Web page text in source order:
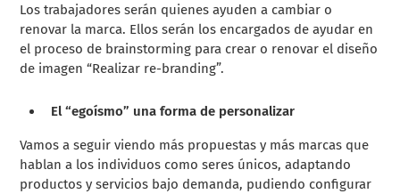
Los trabajadores serán quienes ayuden a cambiar o
renovar la marca. Ellos serán los encargados de ayudar en
el proceso de brainstorming para crear o renovar el diseño
de imagen “Realizar re-branding”.
El “egoísmo” una forma de personalizar
Vamos a seguir viendo más propuestas y más marcas que
hablan a los individuos como seres únicos, adaptando
productos y servicios bajo demanda, pudiendo configurar